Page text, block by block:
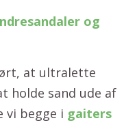
og
at ultralette
holde sand ude af
vi begge i gaiters